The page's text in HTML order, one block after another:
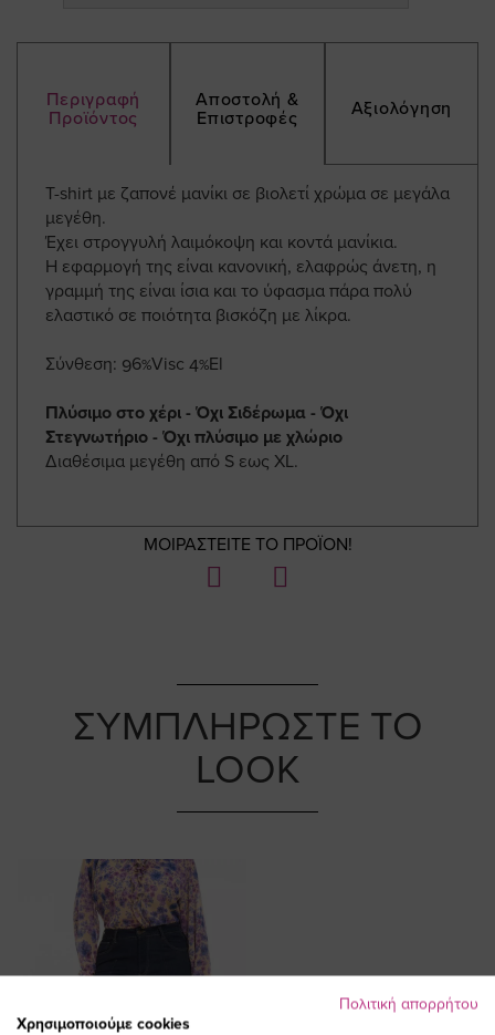
Περιγραφή
Προϊόντος
Αποστολή &
Επιστροφές
Αξιολόγηση
T-shirt με ζαπονέ μανίκι σε βιολετί χρώμα σε μεγάλα
μεγέθη.
Έχει στρογγυλή λαιμόκοψη και κοντά μανίκια.
Η εφαρμογή της είναι κανονική, ελαφρώς άνετη, η
γραμμή της είναι ίσια και το ύφασμα πάρα πολύ
ελαστικό σε ποιότητα βισκόζη με λίκρα.
Σύνθεση: 96%Visc 4%El
Πλύσιμο στο χέρι - Όχι Σιδέρωμα - Όχι
Στεγνωτήριο - Όχι πλύσιμο με χλώριο
Διαθέσιμα μεγέθη από S εως XL.
ΜΟΙΡΑΣΤΕΙΤΕ ΤΟ ΠΡΟΪΟΝ!
ΣΥΜΠΛΗΡΩΣΤΕ ΤΟ
LOOK
Πολιτική απορρήτου
Χρησιμοποιούμε cookies